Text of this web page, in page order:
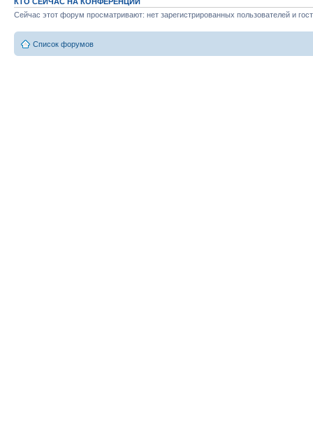
Сейчас этот форум просматривают: нет зарегистрированных пользователей и
Список форумов